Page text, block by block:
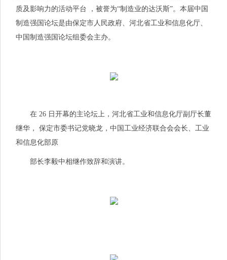
质及影响力的活动平台 ，被誉为“制造业的达沃斯”。本届中国
制造强国论坛是由保定市人民政府、河北省工业和信息化厅、
中国制造强国论坛组委会主办。
在 26 日开幕的主论坛上，河北省工业和信息化厅副厅长董
继华， 保定市委书记党晓龙，中国工业经济联合会会长、工业
和信息化部原
部长李毅中相继作致辞和演讲。